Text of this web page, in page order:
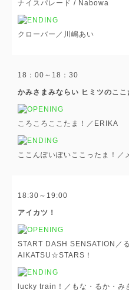
ナイスパレード / Nabowa
クローバー／川嶋あい
18：00～18：30
かみさまみならい ヒミツのここ
ころころここたま！／ERIKA
ここんぽいぽいここったま！／
18:30～19:00
アイカツ！
START DASH SENSATION
AIKATSU☆STARS！
lucky train！／もな・るか・